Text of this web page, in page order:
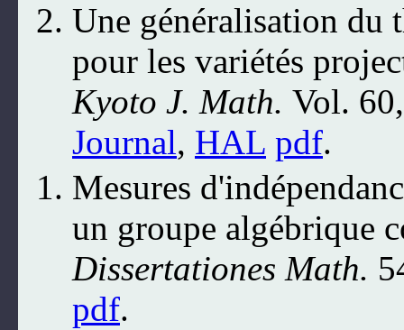
Une généralisation
pour les variétés
Kyoto J. Math. Vol.
Journal, HAL pdf.
Mesures
un groupe algébrique
Dissertationes Math.
pdf.